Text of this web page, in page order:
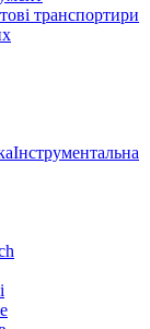
транспортири
Інструментальна